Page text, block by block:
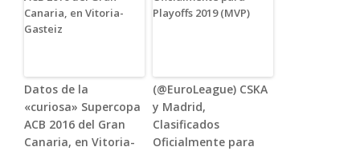
Datos de la
«curiosa» Supercopa
ACB 2016 del Gran
Canaria, en Vitoria-
(@EuroLeague) CSKA
y Madrid,
Clasificados
Oficialmente para